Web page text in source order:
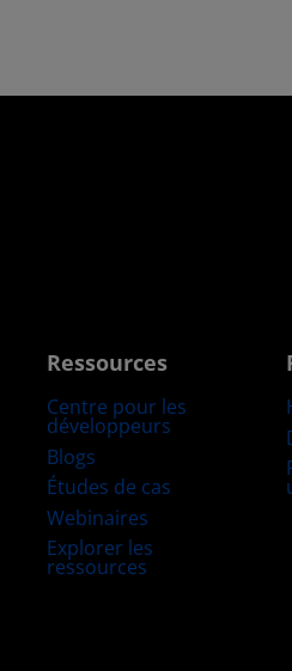
Ressources
Centre pour les
développeurs
Blogs
Études de cas
Webinaires
Explorer les
ressources